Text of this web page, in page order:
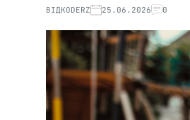
ВІДKODERZ 25.06.2026 0